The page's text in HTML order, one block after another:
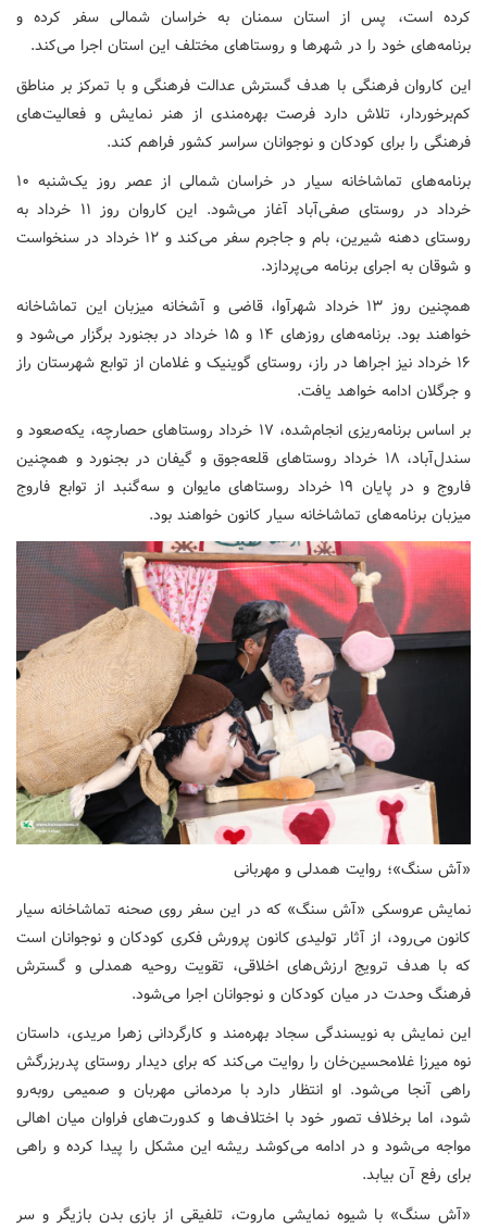
کرده است، پس از استان سمنان به خراسان شمالی سفر کرده و
برنامه‌های خود را در شهرها و روستاهای مختلف این استان اجرا می‌کند.
این کاروان فرهنگی با هدف گسترش عدالت فرهنگی و با تمرکز بر مناطق
کم‌برخوردار، تلاش دارد فرصت بهره‌مندی از هنر نمایش و فعالیت‌های
فرهنگی را برای کودکان و نوجوانان سراسر کشور فراهم کند.
برنامه‌های تماشاخانه سیار در خراسان شمالی از عصر روز یک‌شنبه ۱۰
خرداد در روستای صفی‌آباد آغاز می‌شود. این کاروان روز ۱۱ خرداد به
روستای دهنه شیرین، بام و جاجرم سفر می‌کند و ۱۲ خرداد در سنخواست
و شوقان به اجرای برنامه می‌پردازد.
همچنین روز ۱۳ خرداد شهرآوا، قاضی و آشخانه میزبان این تماشاخانه
خواهند بود. برنامه‌های روزهای ۱۴ و ۱۵ خرداد در بجنورد برگزار می‌شود و
۱۶ خرداد نیز اجراها در راز، روستای گوینیک و غلامان از توابع شهرستان راز
و جرگلان ادامه خواهد یافت.
بر اساس برنامه‌ریزی انجام‌شده، ۱۷ خرداد روستاهای حصارچه، یکه‌صعود و
سندل‌آباد، ۱۸ خرداد روستاهای قلعه‌جوق و گیفان در بجنورد و همچنین
فاروج و در پایان ۱۹ خرداد روستاهای مایوان و سه‌گنبد از توابع فاروج
میزبان برنامه‌های تماشاخانه سیار کانون خواهند بود.
«آش سنگ»؛ روایت همدلی و مهربانی
نمایش عروسکی «آش سنگ» که در این سفر روی صحنه تماشاخانه سیار
کانون می‌رود، از آثار تولیدی کانون پرورش فکری کودکان و نوجوانان است
که با هدف ترویج ارزش‌های اخلاقی، تقویت روحیه همدلی و گسترش
فرهنگ وحدت در میان کودکان و نوجوانان اجرا می‌شود.
این نمایش به نویسندگی سجاد بهره‌مند و کارگردانی زهرا مریدی، داستان
نوه میرزا غلامحسین‌خان را روایت می‌کند که برای دیدار روستای پدربزرگش
راهی آنجا می‌شود. او انتظار دارد با مردمانی مهربان و صمیمی روبه‌رو
شود، اما برخلاف تصور خود با اختلاف‌ها و کدورت‌های فراوان میان اهالی
مواجه می‌شود و در ادامه می‌کوشد ریشه این مشکل را پیدا کرده و راهی
برای رفع آن بیابد.
«آش سنگ» با شیوه نمایشی ماروت، تلفیقی از بازی بدن بازیگر و سر